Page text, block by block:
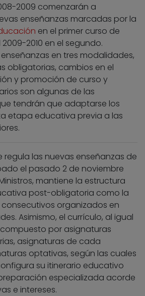
2009 comenzarán a
enseñanzas marcadas por la
en el primer curso de
2010 en el segundo.
en tres modalidades,
obligatorias, cambios en el
y promoción de curso y
son algunas de las
tendrán que adaptarse los
etapa educativa previa a las
regula las nuevas enseñanzas de
el pasado 2 de noviembre
mantiene la estructura
post-obligatoria como la
organizados en
Asimismo, el currículo, al igual
por asignaturas
asignaturas de cada
optativas, según las cuales
su itinerario educativo
especializada acorde
e intereses.